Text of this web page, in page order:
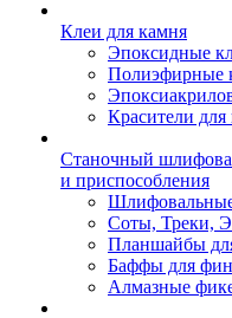
Клеи для камня
Эпоксидные
Полиэфирные
Красители для
Станочный
и приспособления
Шлифовальные
Соты, Треки,
Планшайбы
Баффы для
Алмазные